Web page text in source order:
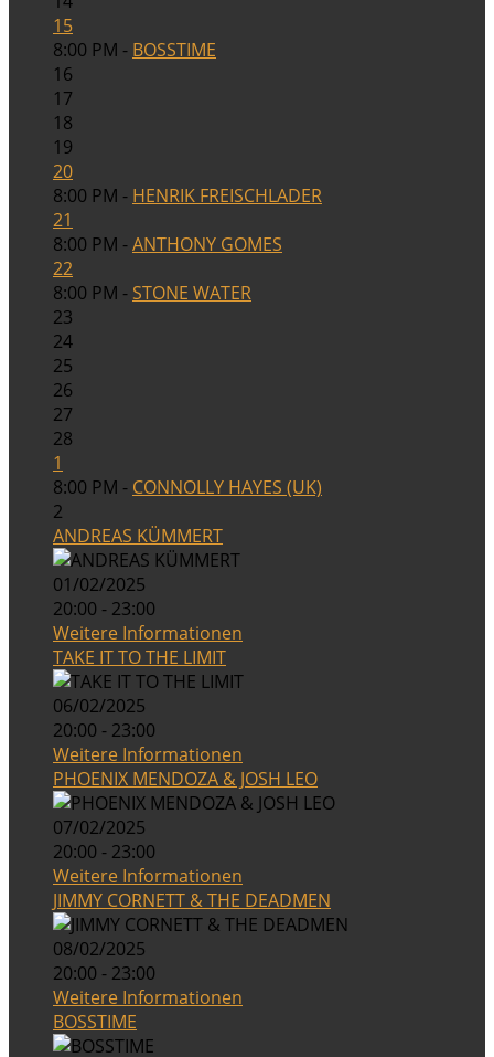
15
8:00 PM - BOSSTIME
16
17
18
19
20
8:00 PM - HENRIK FREISCHLADER
21
8:00 PM -ANTHONY GOMES
22
8:00 PM - STONE WATER
23
24
25
26
27
28
1
8:00 PM - CONNOLLY HAYES (UK)
2
ANDREAS KÜMMERT
01/02/2025
20:00 - 23:00
Weitere Informationen
TAKE IT TO THE LIMIT
06/02/2025
20:00 - 23:00
Weitere Informationen
PHOENIX MENDOZA & JOSH LEO
07/02/2025
20:00 - 23:00
Weitere Informationen
JIMMY CORNETT & THE DEADMEN
08/02/2025
20:00 - 23:00
Weitere Informationen
BOSSTIME